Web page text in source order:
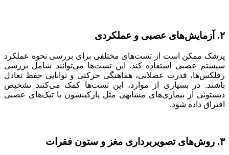
۲. آزمایش‌های عصبی و عملکردی
پزشک ممکن است از تست‌های مختلفی برای بررسی نحوه عملکرد
سیستم عصبی استفاده کند. این تست‌ها می‌توانند شامل بررسی
رفلکس‌ها، قدرت عضلانی، هماهنگی حرکتی و توانایی حفظ تعادل
باشند. در بسیاری از موارد، این تست‌ها کمک می‌کنند تشخیص
دیستونی از بیماری‌های مشابهی مثل پارکینسون یا تیک‌های عصبی
افتراق داده شود.
۳. روش‌های تصویربرداری مغز و ستون فقرات